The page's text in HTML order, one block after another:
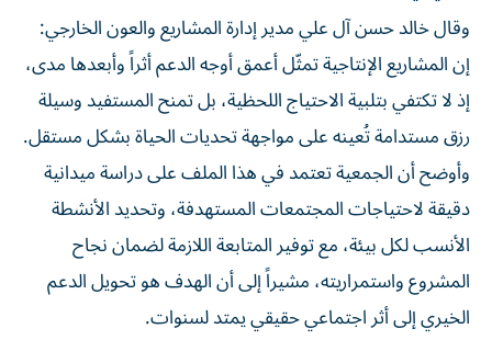
وقال خالد حسن آل علي مدير إدارة المشاريع والعون الخارجي:
إن المشاريع الإنتاجية تمثّل أعمق أوجه الدعم أثراً وأبعدها مدى،
إذ لا تكتفي بتلبية الاحتياج اللحظية، بل تمنح المستفيد وسيلة
رزق مستدامة تُعينه على مواجهة تحديات الحياة بشكل مستقل.
وأوضح أن الجمعية تعتمد في هذا الملف على دراسة ميدانية
دقيقة لاحتياجات المجتمعات المستهدفة، وتحديد الأنشطة
الأنسب لكل بيئة، مع توفير المتابعة اللازمة لضمان نجاح
المشروع واستمراريته، مشيراً إلى أن الهدف هو تحويل الدعم
الخيري إلى أثر اجتماعي حقيقي يمتد لسنوات.